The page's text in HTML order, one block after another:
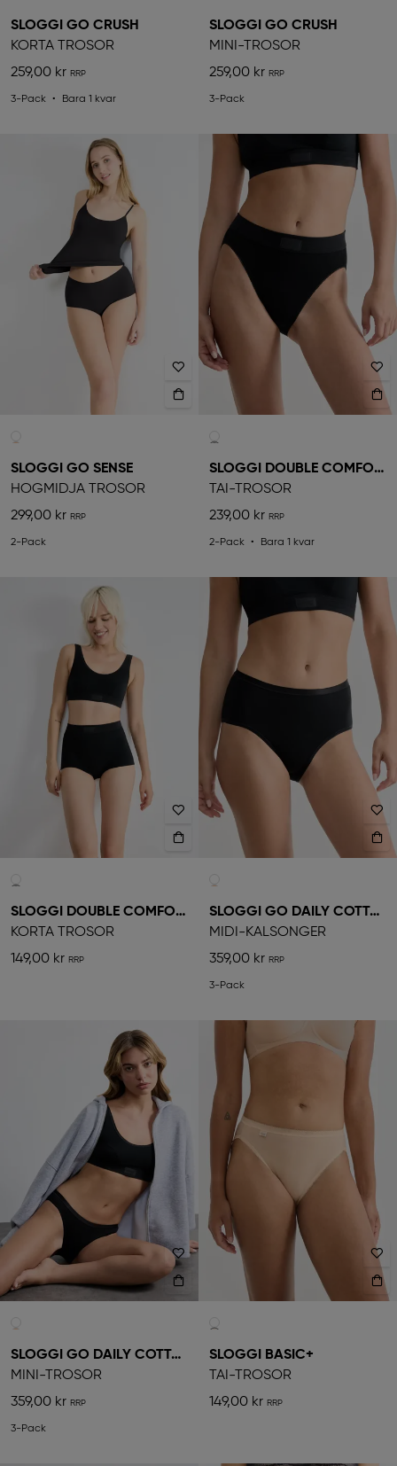
SLOGGI GO CRUSH
KORTA TROSOR
259,00 kr
3-Pack Bara 1 kvar
SLOGGI GO CRUSH
MINI-TROSOR
259,00 kr
3-Pack
SLOGGI GO SENSE
HÖGMIDJA TROSOR
299,00 kr
2-Pack
SLOGGI DOUBLE COMFORT
TAI-TROSOR
239,00 kr
2-Pack Bara 1 kvar
SLOGGI DOUBLE COMFORT
KORTA TROSOR
149,00 kr
SLOGGI GO DAILY COTTON
MIDI-KALSONGER
359,00 kr
3-Pack
SLOGGI GO DAILY COTTON
MINI-TROSOR
359,00 kr
3-Pack
SLOGGI BASIC+
TAI-TROSOR
149,00 kr